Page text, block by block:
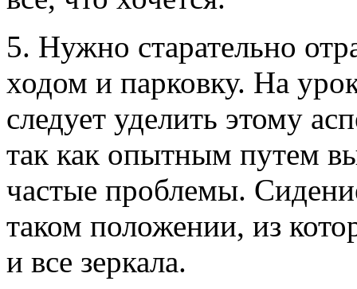
5. Нужно старательно
ходом и парковку. На
следует уделить этому
так как опытным путем
частые проблемы.
таком положении, из
и все зеркала.